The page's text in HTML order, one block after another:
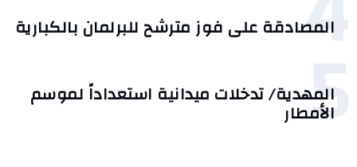
المصادقة على فوز مترشح للبرلمان بالكبارية
5
المهدية/ تدخلات ميدانية استعداداً لموسم
الأمطار